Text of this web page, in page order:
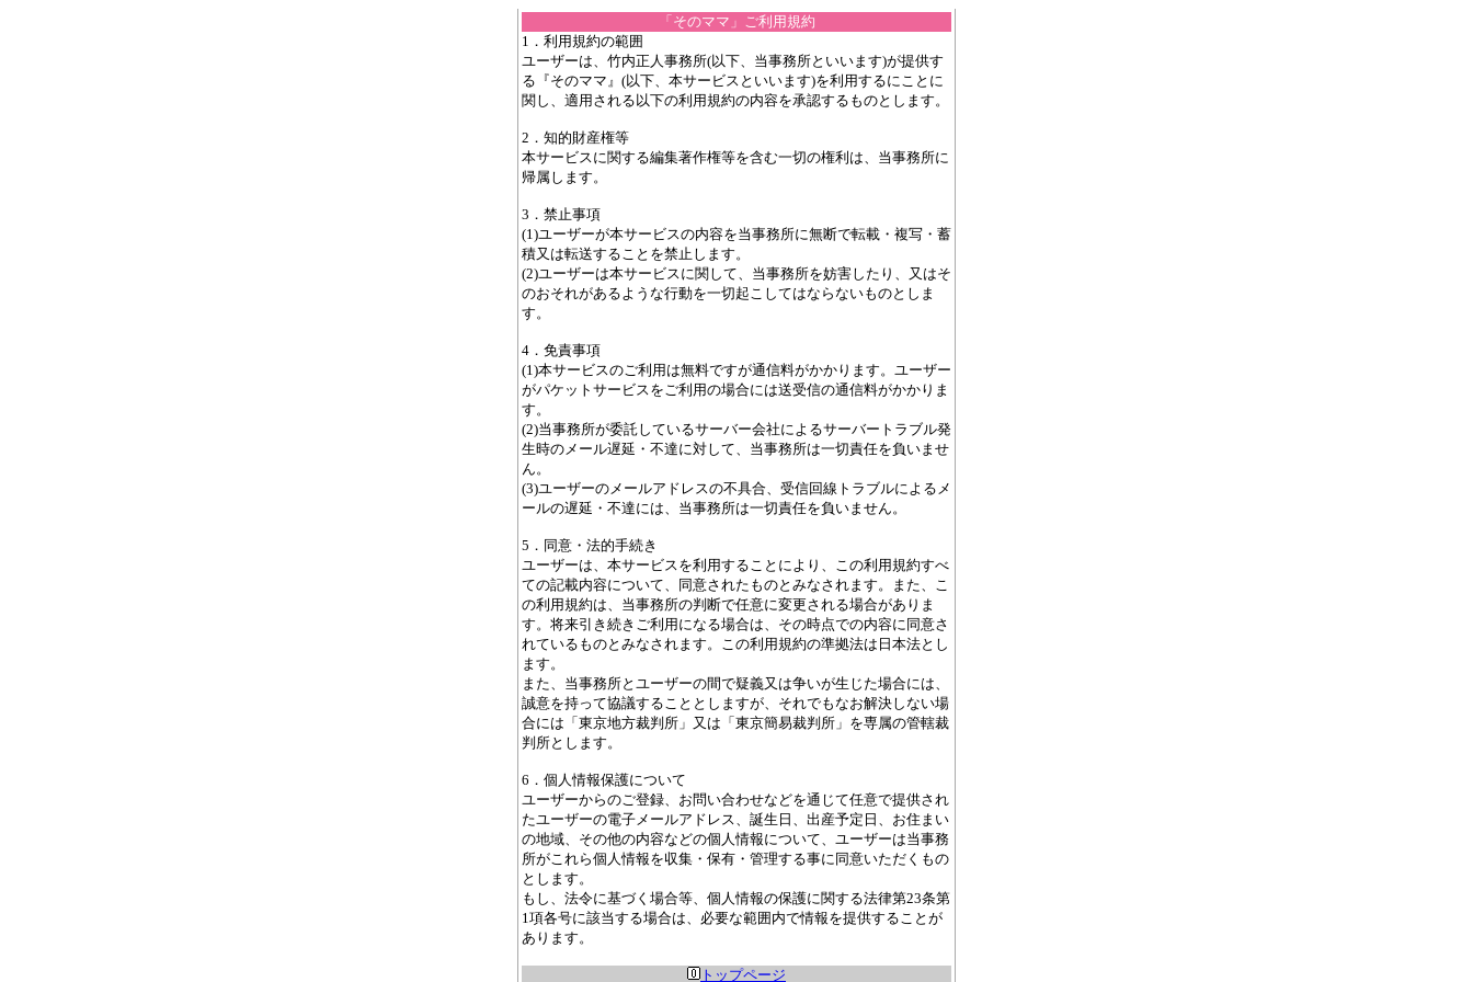
「そのママ」ご利用規約
1．利用規約の範囲
ユーザーは、竹内正人事務所(以下、当事務所といいます)が提供す
る『そのママ』(以下、本サービスといいます)を利用するにことに
関し、適用される以下の利用規約の内容を承認するものとします。
2．知的財産権等
本サービスに関する編集著作権等を含む一切の権利は、当事務所に
帰属します。
3．禁止事項
(1)ユーザーが本サービスの内容を当事務所に無断で転載・複写・蓄
積又は転送することを禁止します。
(2)ユーザーは本サービスに関して、当事務所を妨害したり、又はそ
のおそれがあるような行動を一切起こしてはならないものとしま
す。
4．免責事項
(1)本サービスのご利用は無料ですが通信料がかかります。ユーザー
がパケットサービスをご利用の場合には送受信の通信料がかかりま
す。
(2)当事務所が委託しているサーバー会社によるサーバートラブル発
生時のメール遅延・不達に対して、当事務所は一切責任を負いませ
ん。
(3)ユーザーのメールアドレスの不具合、受信回線トラブルによるメ
ールの遅延・不達には、当事務所は一切責任を負いません。
5．同意・法的手続き
ユーザーは、本サービスを利用することにより、この利用規約すべ
ての記載内容について、同意されたものとみなされます。また、こ
の利用規約は、当事務所の判断で任意に変更される場合がありま
す。将来引き続きご利用になる場合は、その時点での内容に同意さ
れているものとみなされます。この利用規約の準拠法は日本法とし
ます。
また、当事務所とユーザーの間で疑義又は争いが生じた場合には、
誠意を持って協議することとしますが、それでもなお解決しない場
合には「東京地方裁判所」又は「東京簡易裁判所」を専属の管轄裁
判所とします。
6．個人情報保護について
ユーザーからのご登録、お問い合わせなどを通じて任意で提供され
たユーザーの電子メールアドレス、誕生日、出産予定日、お住まい
の地域、その他の内容などの個人情報について、ユーザーは当事務
所がこれら個人情報を収集・保有・管理する事に同意いただくもの
とします。
もし、法令に基づく場合等、個人情報の保護に関する法律第23条第
1項各号に該当する場合は、必要な範囲内で情報を提供することが
あります。
トップページ